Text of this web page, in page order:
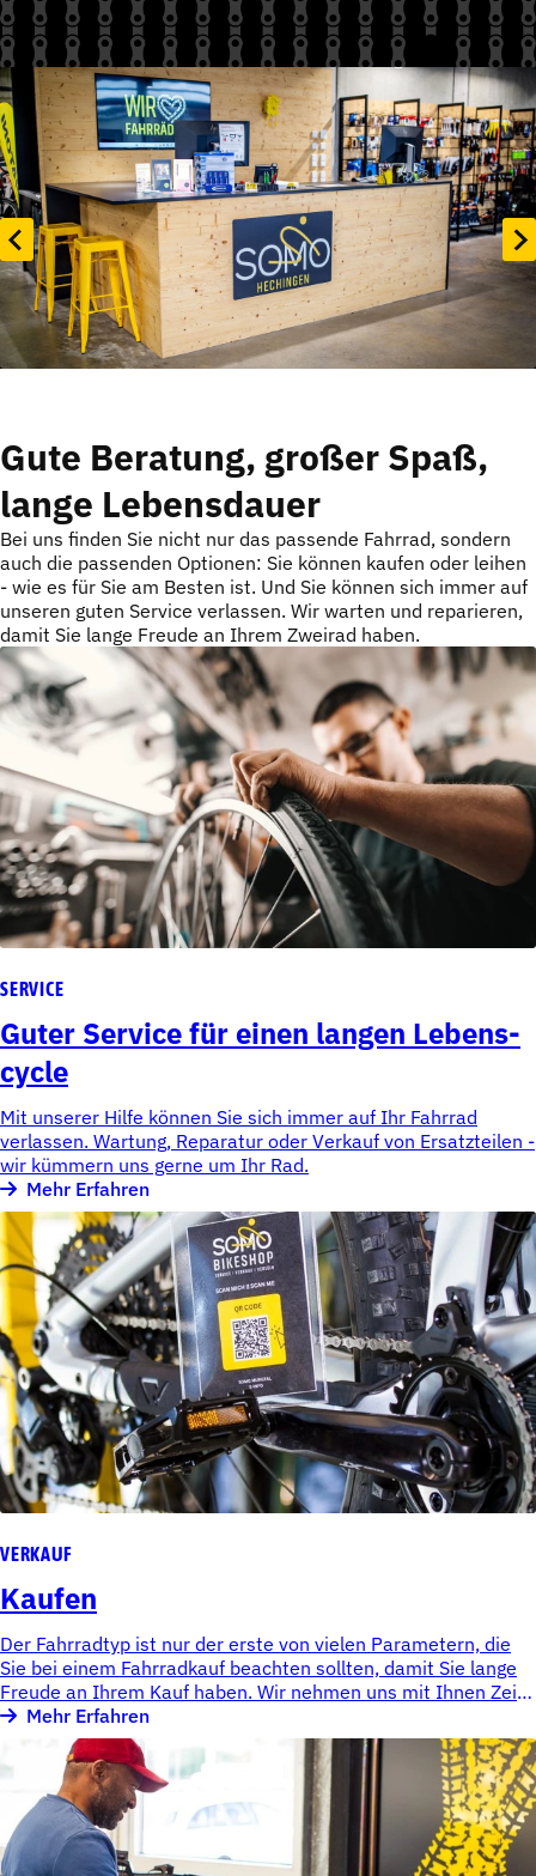
Gute Beratung, großer Spaß,
lange Lebensdauer
Bei uns finden Sie nicht nur das passende Fahrrad, sondern
auch die passenden Optionen: Sie können kaufen oder leihen
- wie es für Sie am Besten ist. Und Sie können sich immer auf
unseren guten Service verlassen. Wir warten und reparieren,
damit Sie lange Freude an Ihrem Zweirad haben.
SERVICE
Guter Service für einen langen Lebens-
cycle
Mit unserer Hilfe können Sie sich immer auf Ihr Fahrrad
verlassen. Wartung, Reparatur oder Verkauf von Ersatzteilen -
wir kümmern uns gerne um Ihr Rad.
Mehr Erfahren
VERKAUF
Kaufen
Der Fahrradtyp ist nur der erste von vielen Parametern, die
Sie bei einem Fahrradkauf beachten sollten, damit Sie lange
Freude an Ihrem Kauf haben. Wir nehmen uns mit Ihnen Zeit
für eine fundierte Beratung - damit wir das beste Bike für Ihre
Bedürfnisse finden, genau wie das richtige Zubehör.
Mehr Erfahren